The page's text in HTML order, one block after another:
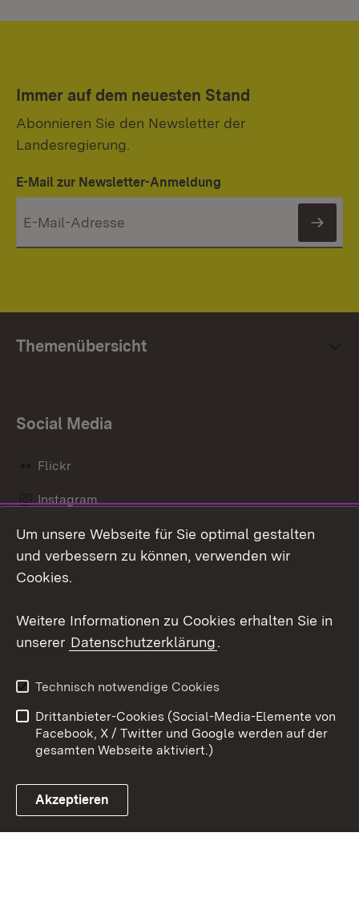
Immer auf dem neuesten Stand
Abonnieren Sie den Newsletter der
Landesregierung.
E-Mail zur Newsletter-Anmeldung
Themenübersicht
Social Media
Flickr
Instagram
Social Wall
Link zum Landesportal
Barrierefreiheit
Benutzungshinweise
Impressum
Cookies
Um unsere Webseite für Sie optimal gestalten
und verbessern zu können, verwenden wir
Cookies.
Weitere Informationen zu Cookies erhalten Sie in
unserer Datenschutzerklärung.
Technisch notwendige Cookies
Drittanbieter-Cookies (Social-Media-Elemente von
Facebook, X / Twitter und Google werden auf der
gesamten Webseite aktiviert.)
Akzeptieren